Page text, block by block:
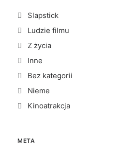
Slapstick
Ludzie filmu
Z życia
Inne
Bez kategorii
Nieme
Kinoatrakcja
META